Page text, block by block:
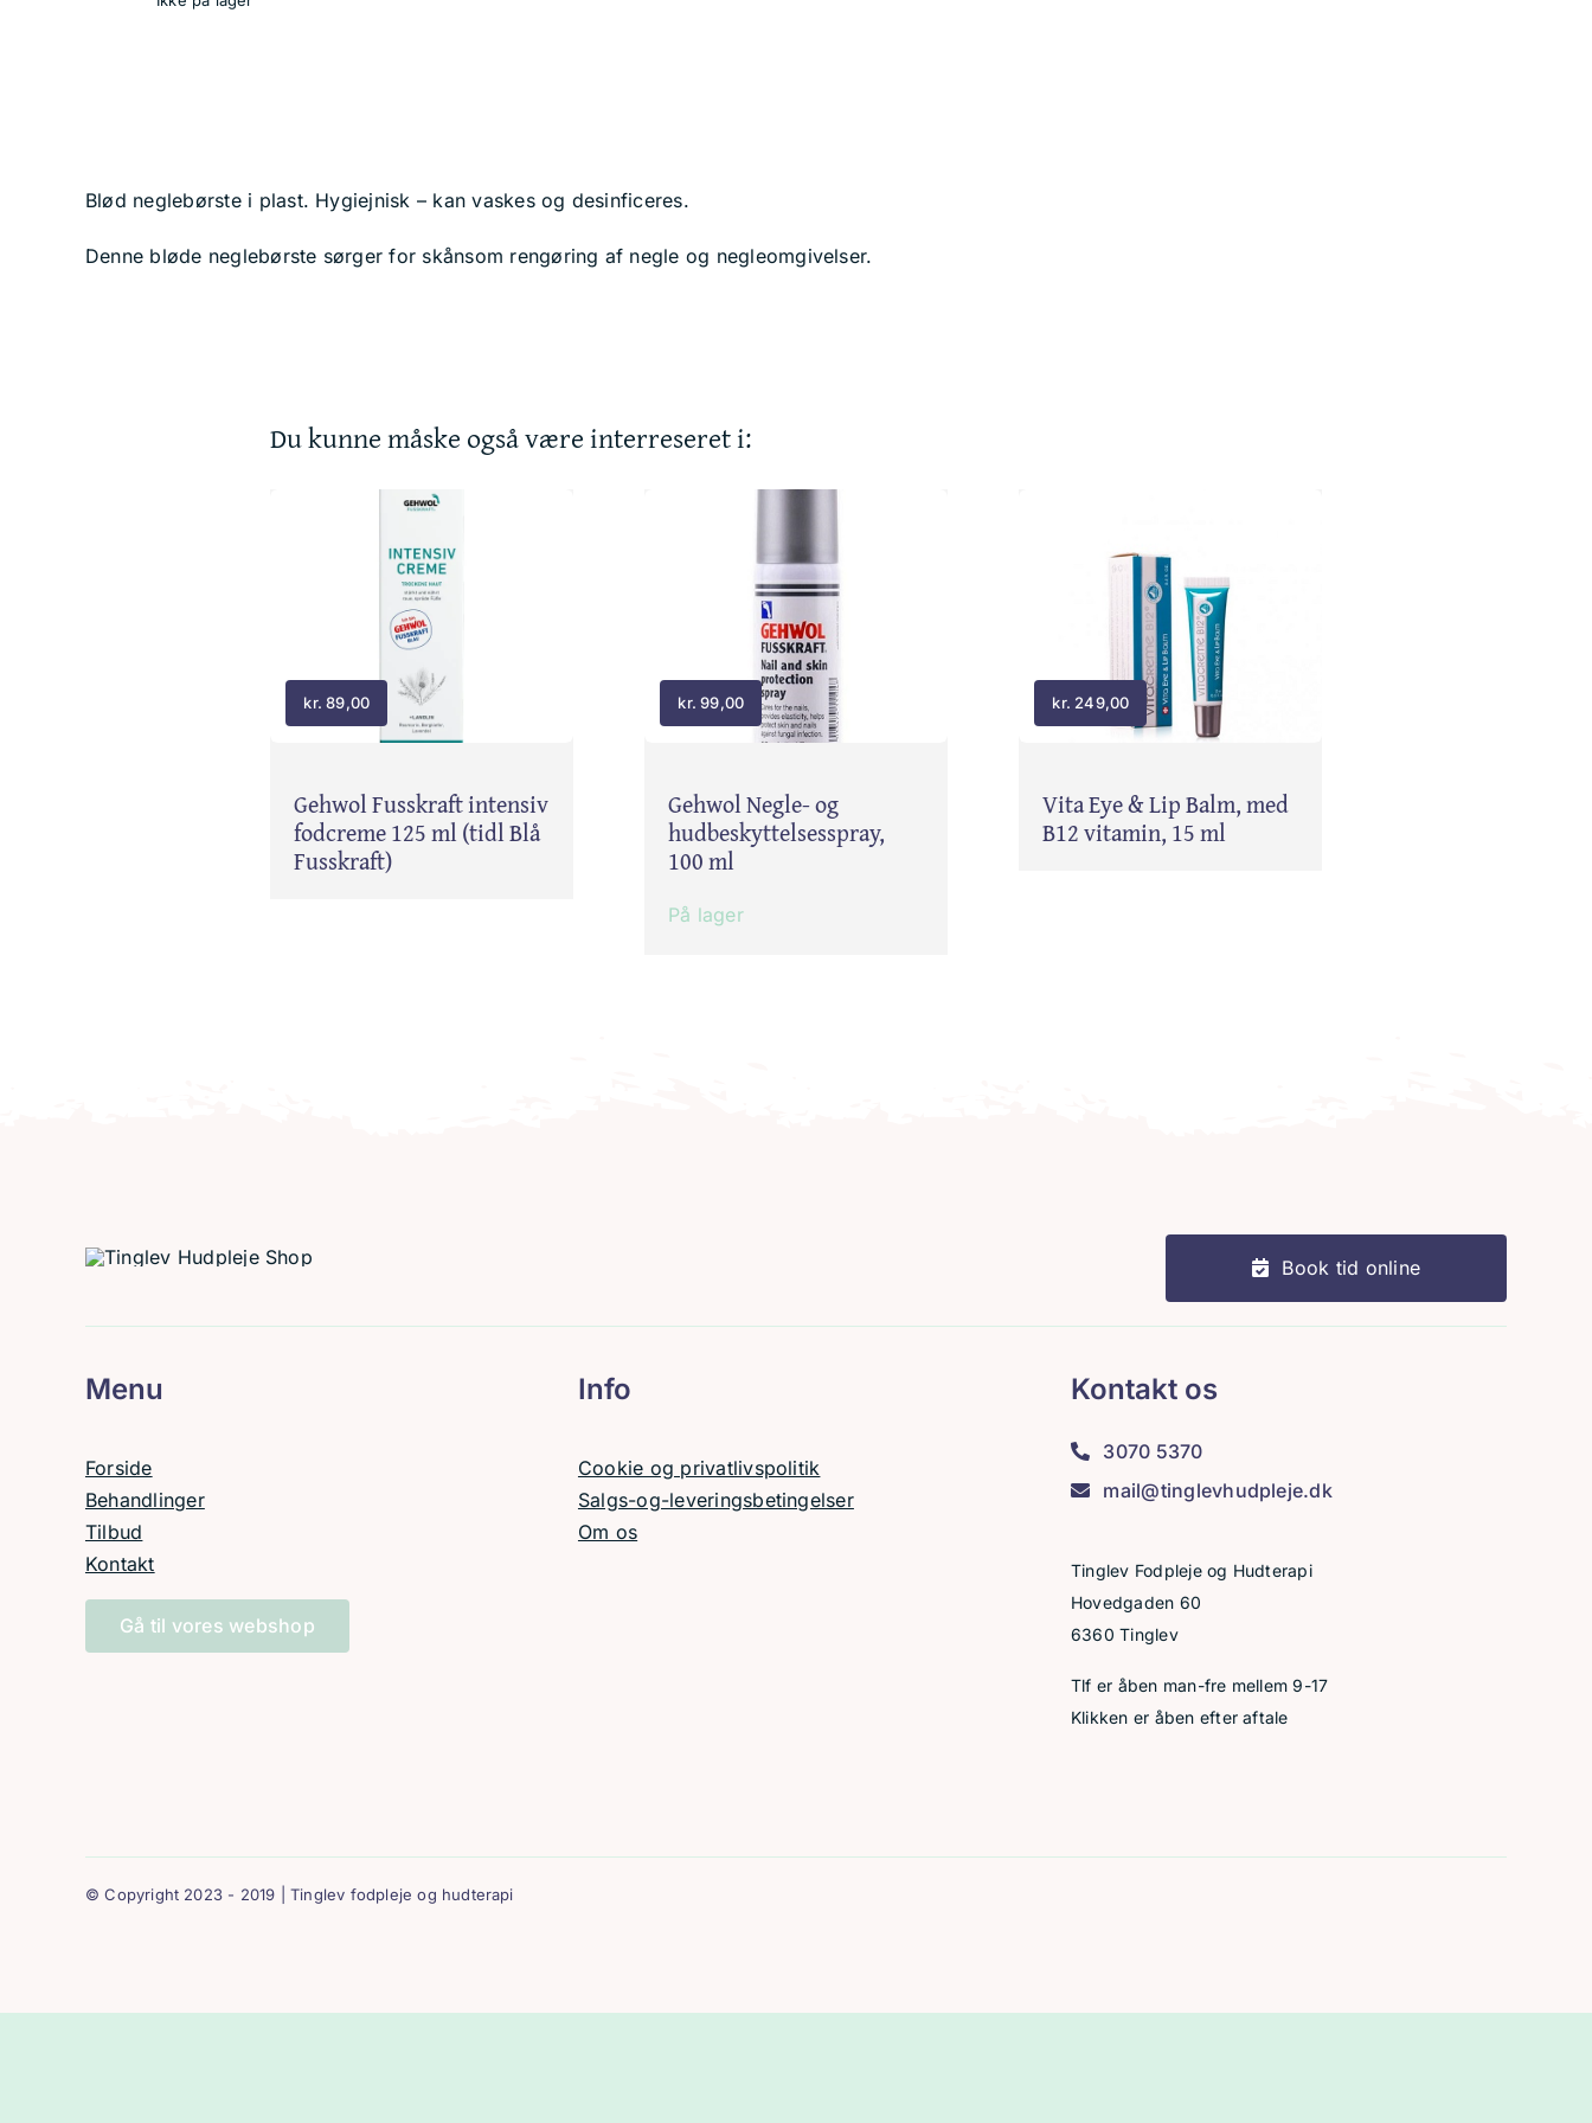
Blød neglebørste i plast. Hygiejnisk – kan vaskes og desinficeres.
Denne bløde neglebørste sørger for skånsom rengøring af negle og negleomgivelser.
Du kunne måske også være interreseret i:
kr. 89,00
Gehwol Fusskraft intensiv
fodcreme 125 ml (tidl Blå
Fusskraft)
kr. 99,00
Gehwol Negle- og
hudbeskyttelsesspray,
100 ml
På lager
kr. 249,00
Vita Eye & Lip Balm, med
B12 vitamin, 15 ml
Book tid online
Menu
Forside
Behandlinger
Tilbud
Kontakt
Gå til vores webshop
Info
Cookie og privatlivspolitik
Salgs-og-leveringsbetingelser
Om os
Kontakt os
3070 5370
mail@tinglevhudpleje.dk
Tinglev Fodpleje og Hudterapi
Hovedgaden 60
6360 Tinglev
Tlf er åben man-fre mellem 9-17
Klikken er åben efter aftale
© Copyright 2023 - 2019 | Tinglev fodpleje og hudterapi